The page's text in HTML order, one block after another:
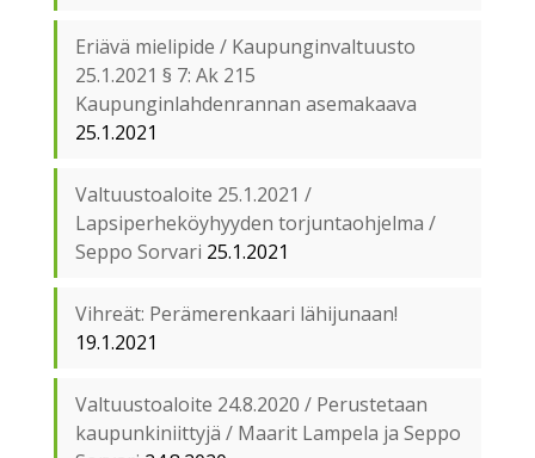
Eriävä mielipide / Kaupunginvaltuusto
25.1.2021 § 7: Ak 215
Kaupunginlahdenrannan asemakaava
25.1.2021
Valtuustoaloite 25.1.2021 /
Lapsiperheköyhyyden torjuntaohjelma /
Seppo Sorvari 25.1.2021
Vihreät: Perämerenkaari lähijunaan!
19.1.2021
Valtuustoaloite 24.8.2020 / Perustetaan
kaupunkiniittyjä / Maarit Lampela ja Seppo